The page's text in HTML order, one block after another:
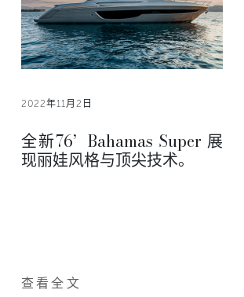
2022年11月2日
全新76’ Bahamas Super 展
现丽娃风格与顶尖技术。
查看全文